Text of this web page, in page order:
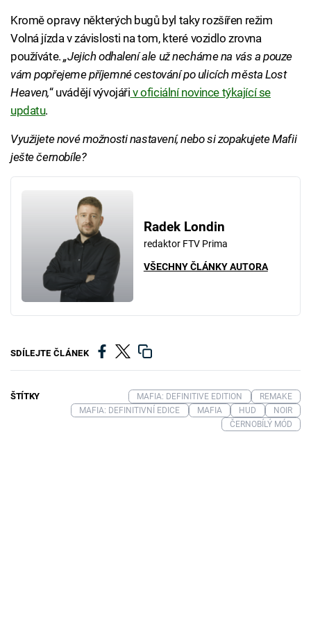
Kromě opravy některých bugů byl taky rozšířen režim
Volná jízda v závislosti na tom, které vozidlo zrovna
používáte. „Jejich odhalení ale už necháme na vás a pouze
vám popřejeme příjemné cestování po ulicích města Lost
Heaven,“ uvádějí vývojáři v oficiální novince týkající se
updatu.
Využijete nové možnosti nastavení, nebo si zopakujete Mafii
ješte černobíle?
Radek Londin
redaktor FTV Prima
VŠECHNY ČLÁNKY AUTORA
SDÍLEJTE ČLÁNEK
ŠTÍTKY MAFIA: DEFINITIVE EDITION
REMAKE
MAFIA: DEFINITIVNÍ EDICE
MAFIA HUD
NOIR
ČERNOBÍLÝ MÓD